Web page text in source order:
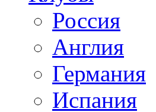
Россия
Англия
Германия
Испания